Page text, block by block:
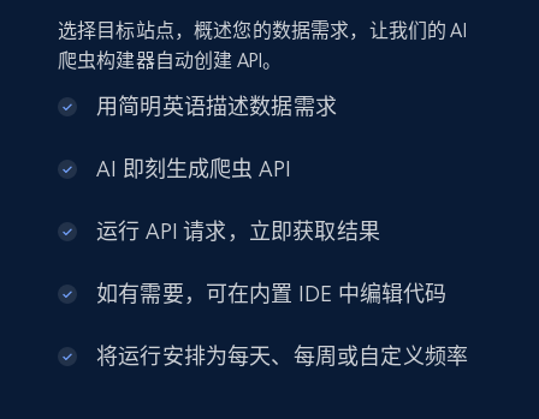
选择目标站点，概述您的数据需求，让我们的 AI
爬虫构建器自动创建 API。
用简明英语描述数据需求
AI 即刻生成爬虫 API
运行 API 请求，立即获取结果
如有需要，可在内置 IDE 中编辑代码
将运行安排为每天、每周或自定义频率